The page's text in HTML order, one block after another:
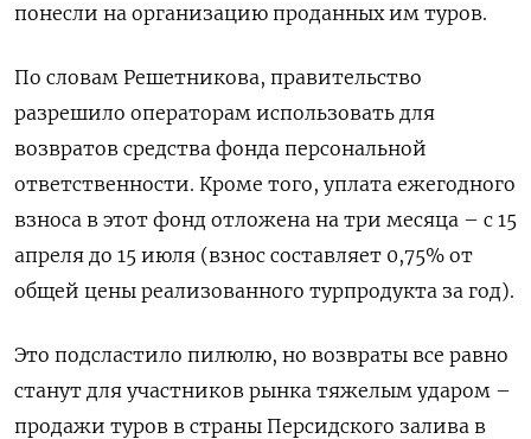
понесли на организацию проданных им туров.
По словам Решетникова, правительство
разрешило операторам использовать для
возвратов средства фонда персональной
ответственности. Кроме того, уплата ежегодного
взноса в этот фонд отложена на три месяца – с 15
апреля до 15 июля (взнос составляет 0,75% от
общей цены реализованного турпродукта за год).
Это подсластило пилюлю, но возвраты все равно
станут для участников рынка тяжелым ударом –
продажи туров в страны Персидского залива в